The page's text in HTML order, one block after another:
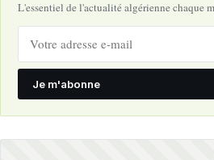
L'essentiel de l'actualité algérienne chaque
Je m'abonne